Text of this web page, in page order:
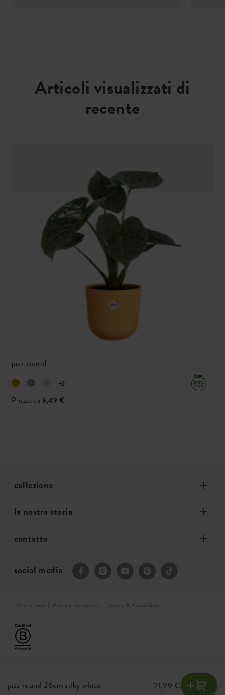
Articoli visualizzati di
recente
jazz round
+2
Prezzo da 6,49 €
jazz round 26cm silky white 21,99 €
collezione
la nostra storia
contatto
social media
Disclaimer Privacy statement Terms & Conditions